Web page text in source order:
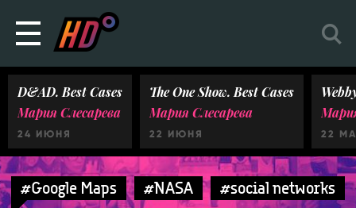
D&AD. Best Cases
Мария Слесарева
24 ИЮНЯ
The One Show. Best Cases
Мария Слесарева
22 ИЮНЯ 22
#Google Maps #NASA
#social networks